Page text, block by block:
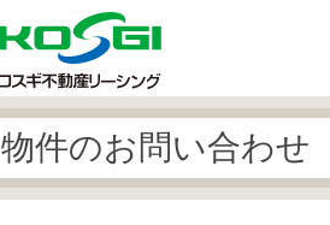
物件のお問い合わせ